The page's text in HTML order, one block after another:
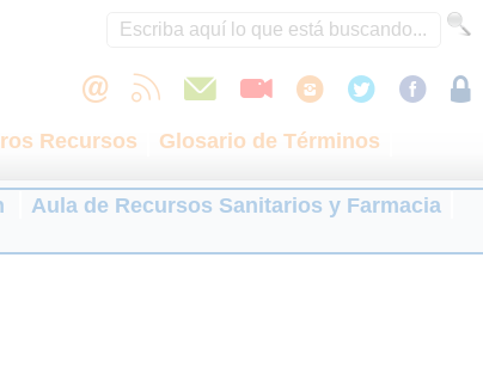
Recursos
Glosario de Términos
Aula de Recursos Sanitarios y Farmacia